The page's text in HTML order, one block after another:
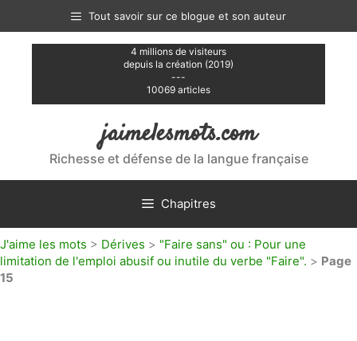
contenu
Tout savoir sur ce blogue et son auteur
4 millions de visiteurs
depuis la création (2019)
---
10069 articles
jaimelesmots.com
Richesse et défense de la langue française
Chapitres
J'aime les mots > Dérives > "Faire sans" ou : Pour une
limitation de l'emploi abusif ou inutile du verbe "Faire". > Page
15